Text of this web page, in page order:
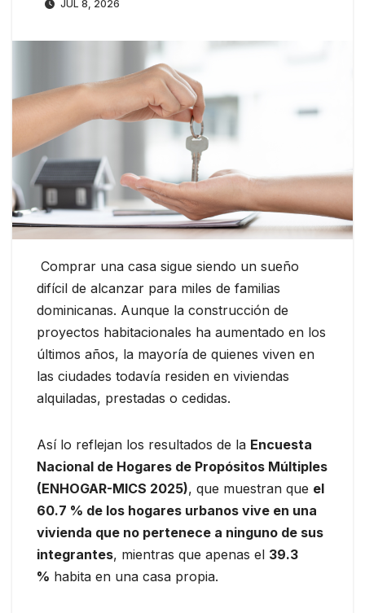
JUL 8, 2026
Comprar una casa sigue siendo un sueño
difícil de alcanzar para miles de familias
dominicanas. Aunque la construcción de
proyectos habitacionales ha aumentado en los
últimos años, la mayoría de quienes viven en
las ciudades todavía residen en viviendas
alquiladas, prestadas o cedidas.
Así lo reflejan los resultados de la Encuesta
Nacional de Hogares de Propósitos Múltiples
(ENHOGAR-MICS 2025), que muestran que el
60.7 % de los hogares urbanos vive en una
vivienda que no pertenece a ninguno de sus
integrantes, mientras que apenas el 39.3
% habita en una casa propia.